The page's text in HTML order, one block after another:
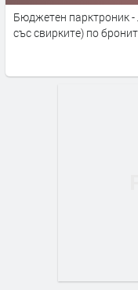
Бюджетен парктроник -
със свирките) по